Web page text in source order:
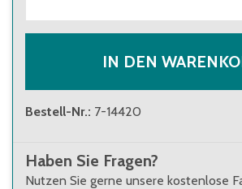
IN DEN
Bestell-Nr.: 7-14420
Haben Sie Fragen?
Nutzen Sie gerne unsere kostenlose